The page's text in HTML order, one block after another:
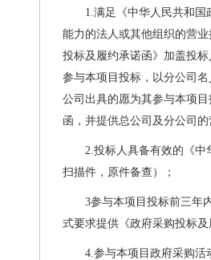
1.满足《中华人民共和
能力的法人或其他组织的营
投标及履约承诺函》加盖投
参与本项目投标，以分公司
公司出具的愿为其参与本项
函，并提供总公司及分公司
2.投标人具备有效的《中
扫描件，原件备查）
；
3参与本项目投标前三年
式要求提供《政府采购投标
4.参与本项目政府采购活